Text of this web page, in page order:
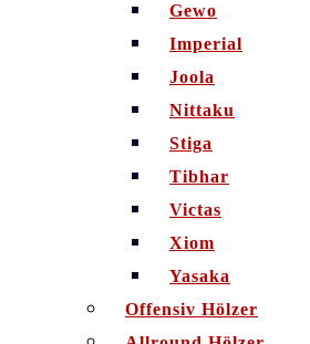
Gewo
Imperial
Joola
Nittaku
Stiga
Tibhar
Victas
Xiom
Yasaka
Offensiv Hölzer